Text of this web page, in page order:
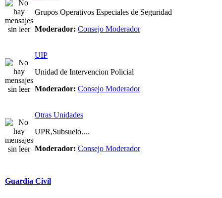
Grupos Operativos Especiales de Seguridad
Moderador: Consejo Moderador
UIP
Unidad de Intervencion Policial
Moderador: Consejo Moderador
Otras Unidades
UPR,Subsuelo....
Moderador: Consejo Moderador
Guardia Civil